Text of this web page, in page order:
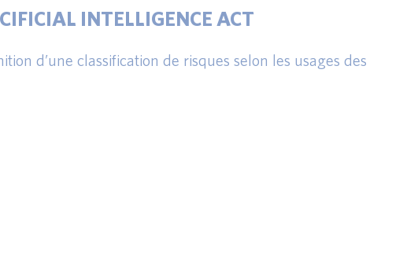
INTELLIGENCE ACT
d’une classification de risques selon les usages des